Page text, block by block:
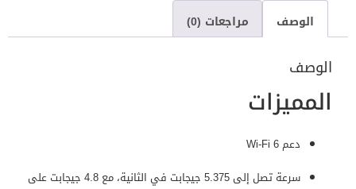
الوصف مراجعات (0)
الوصف
المميزات
دعم Wi-Fi 6
سرعة تصل إلى 5.375 جيجابت في الثانية، مع 4.8 جيجابت على